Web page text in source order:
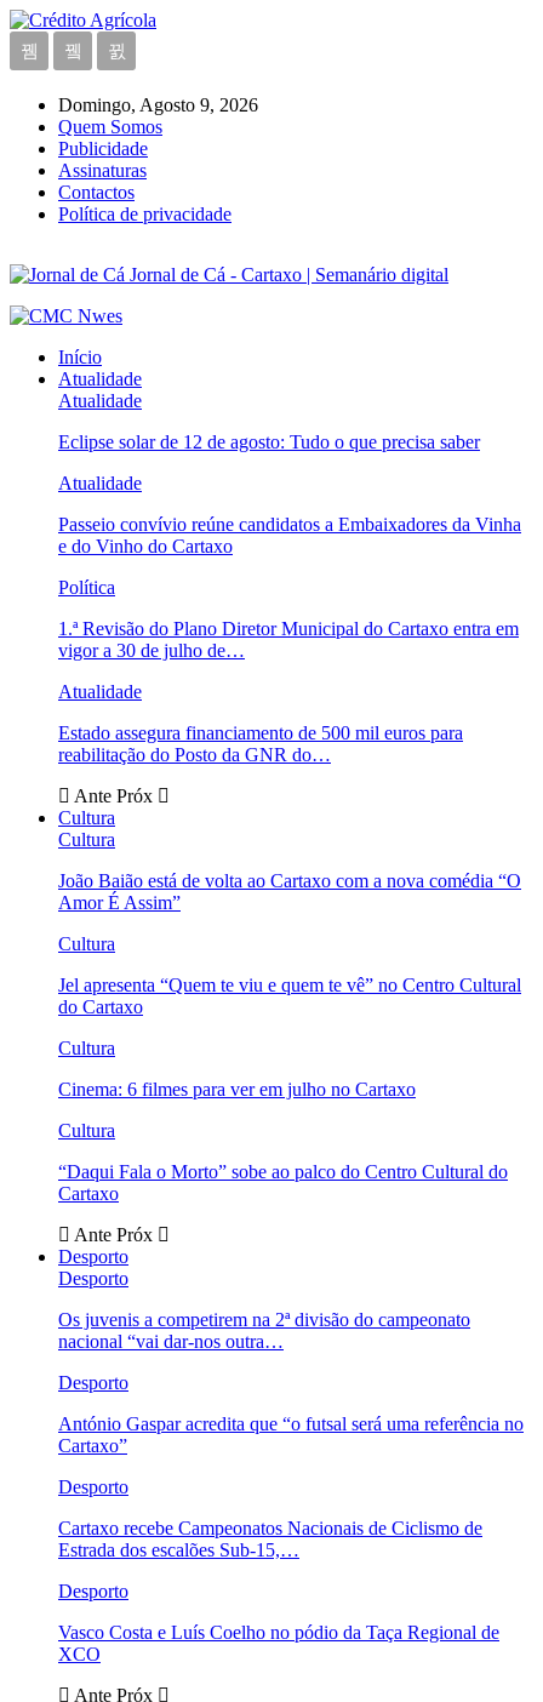
Domingo, Agosto 9, 2026
Quem Somos
Publicidade
Assinaturas
Contactos
Política de privacidade
Jornal de Cá - Cartaxo | Semanário digital
Início
Atualidade
Atualidade
Eclipse solar de 12 de agosto: Tudo o que precisa saber
Atualidade
Passeio convívio reúne candidatos a Embaixadores da Vinha
e do Vinho do Cartaxo
Política
1.ª Revisão do Plano Diretor Municipal do Cartaxo entra em
vigor a 30 de julho de…
Atualidade
Estado assegura financiamento de 500 mil euros para
reabilitação do Posto da GNR do…
Ante Próx
Cultura
Cultura
João Baião está de volta ao Cartaxo com a nova comédia “O
Amor É Assim”
Cultura
Jel apresenta “Quem te viu e quem te vê” no Centro Cultural
do Cartaxo
Cultura
Cinema: 6 filmes para ver em julho no Cartaxo
Cultura
“Daqui Fala o Morto” sobe ao palco do Centro Cultural do
Cartaxo
Ante Próx
Desporto
Desporto
Os juvenis a competirem na 2ª divisão do campeonato
nacional “vai dar-nos outra…
Desporto
António Gaspar acredita que “o futsal será uma referência no
Cartaxo”
Desporto
Cartaxo recebe Campeonatos Nacionais de Ciclismo de
Estrada dos escalões Sub-15,…
Desporto
Vasco Costa e Luís Coelho no pódio da Taça Regional de
XCO
Ante Próx